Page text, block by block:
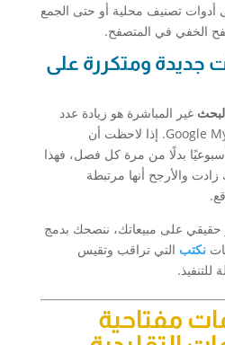
أدوات تصنيف محلية أو حتى الجمع
الخفي في المتصفح.
جديدة ومتكررة على
غير المباشرة هو زيادة عدد
التقييمات على Google My Business. إذا لاحظت أن
بدلًا من مرة كل فصل، فهذا
والأرجح أنها مرتبطة
حقيقي على مبيعاتك، ننصحك بدمج
نكتب التي تراقب وتقيس
للتنفيذ.
مفتاحية